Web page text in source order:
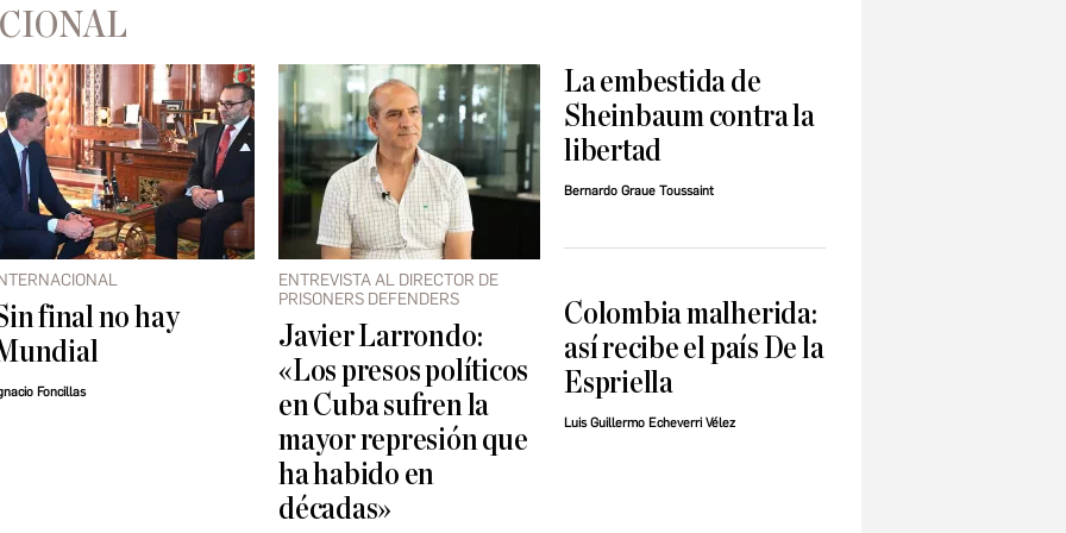
final no hay
Foncillas
ENTREVISTA AL DIRECTOR DE
PRISONERS DEFENDERS
Javier Larrondo:
«Los presos políticos
en Cuba sufren la
mayor represión que
ha habido en
décadas»
La embestida de
Sheinbaum contra la
libertad
Bernardo Graue Toussaint
Colombia malherida:
así recibe el país De la
Espriella
Luis Guillermo Echeverri Vélez